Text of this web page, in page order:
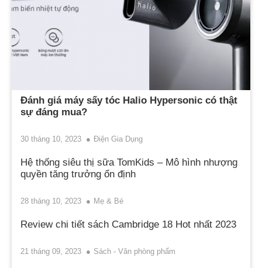
Đánh giá máy sấy tóc Halio Hypersonic có thật
sự đáng mua?
30 tháng 10, 2023 Điện Gia Dụng
Hệ thống siêu thị sữa TomKids – Mô hình nhượng
quyền tăng trưởng ổn định
28 tháng 10, 2023 Mẹ & Bé
Review chi tiết sách Cambridge 18 Hot nhất 2023
21 tháng 09, 2023 Sách - Văn phòng phẩm